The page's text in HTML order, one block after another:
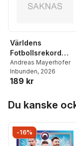
Världens
Fotbollsrekord
2026-2027
Andreas Mayerhofer
Inbunden, 2026
189 kr
Du kanske
-16%